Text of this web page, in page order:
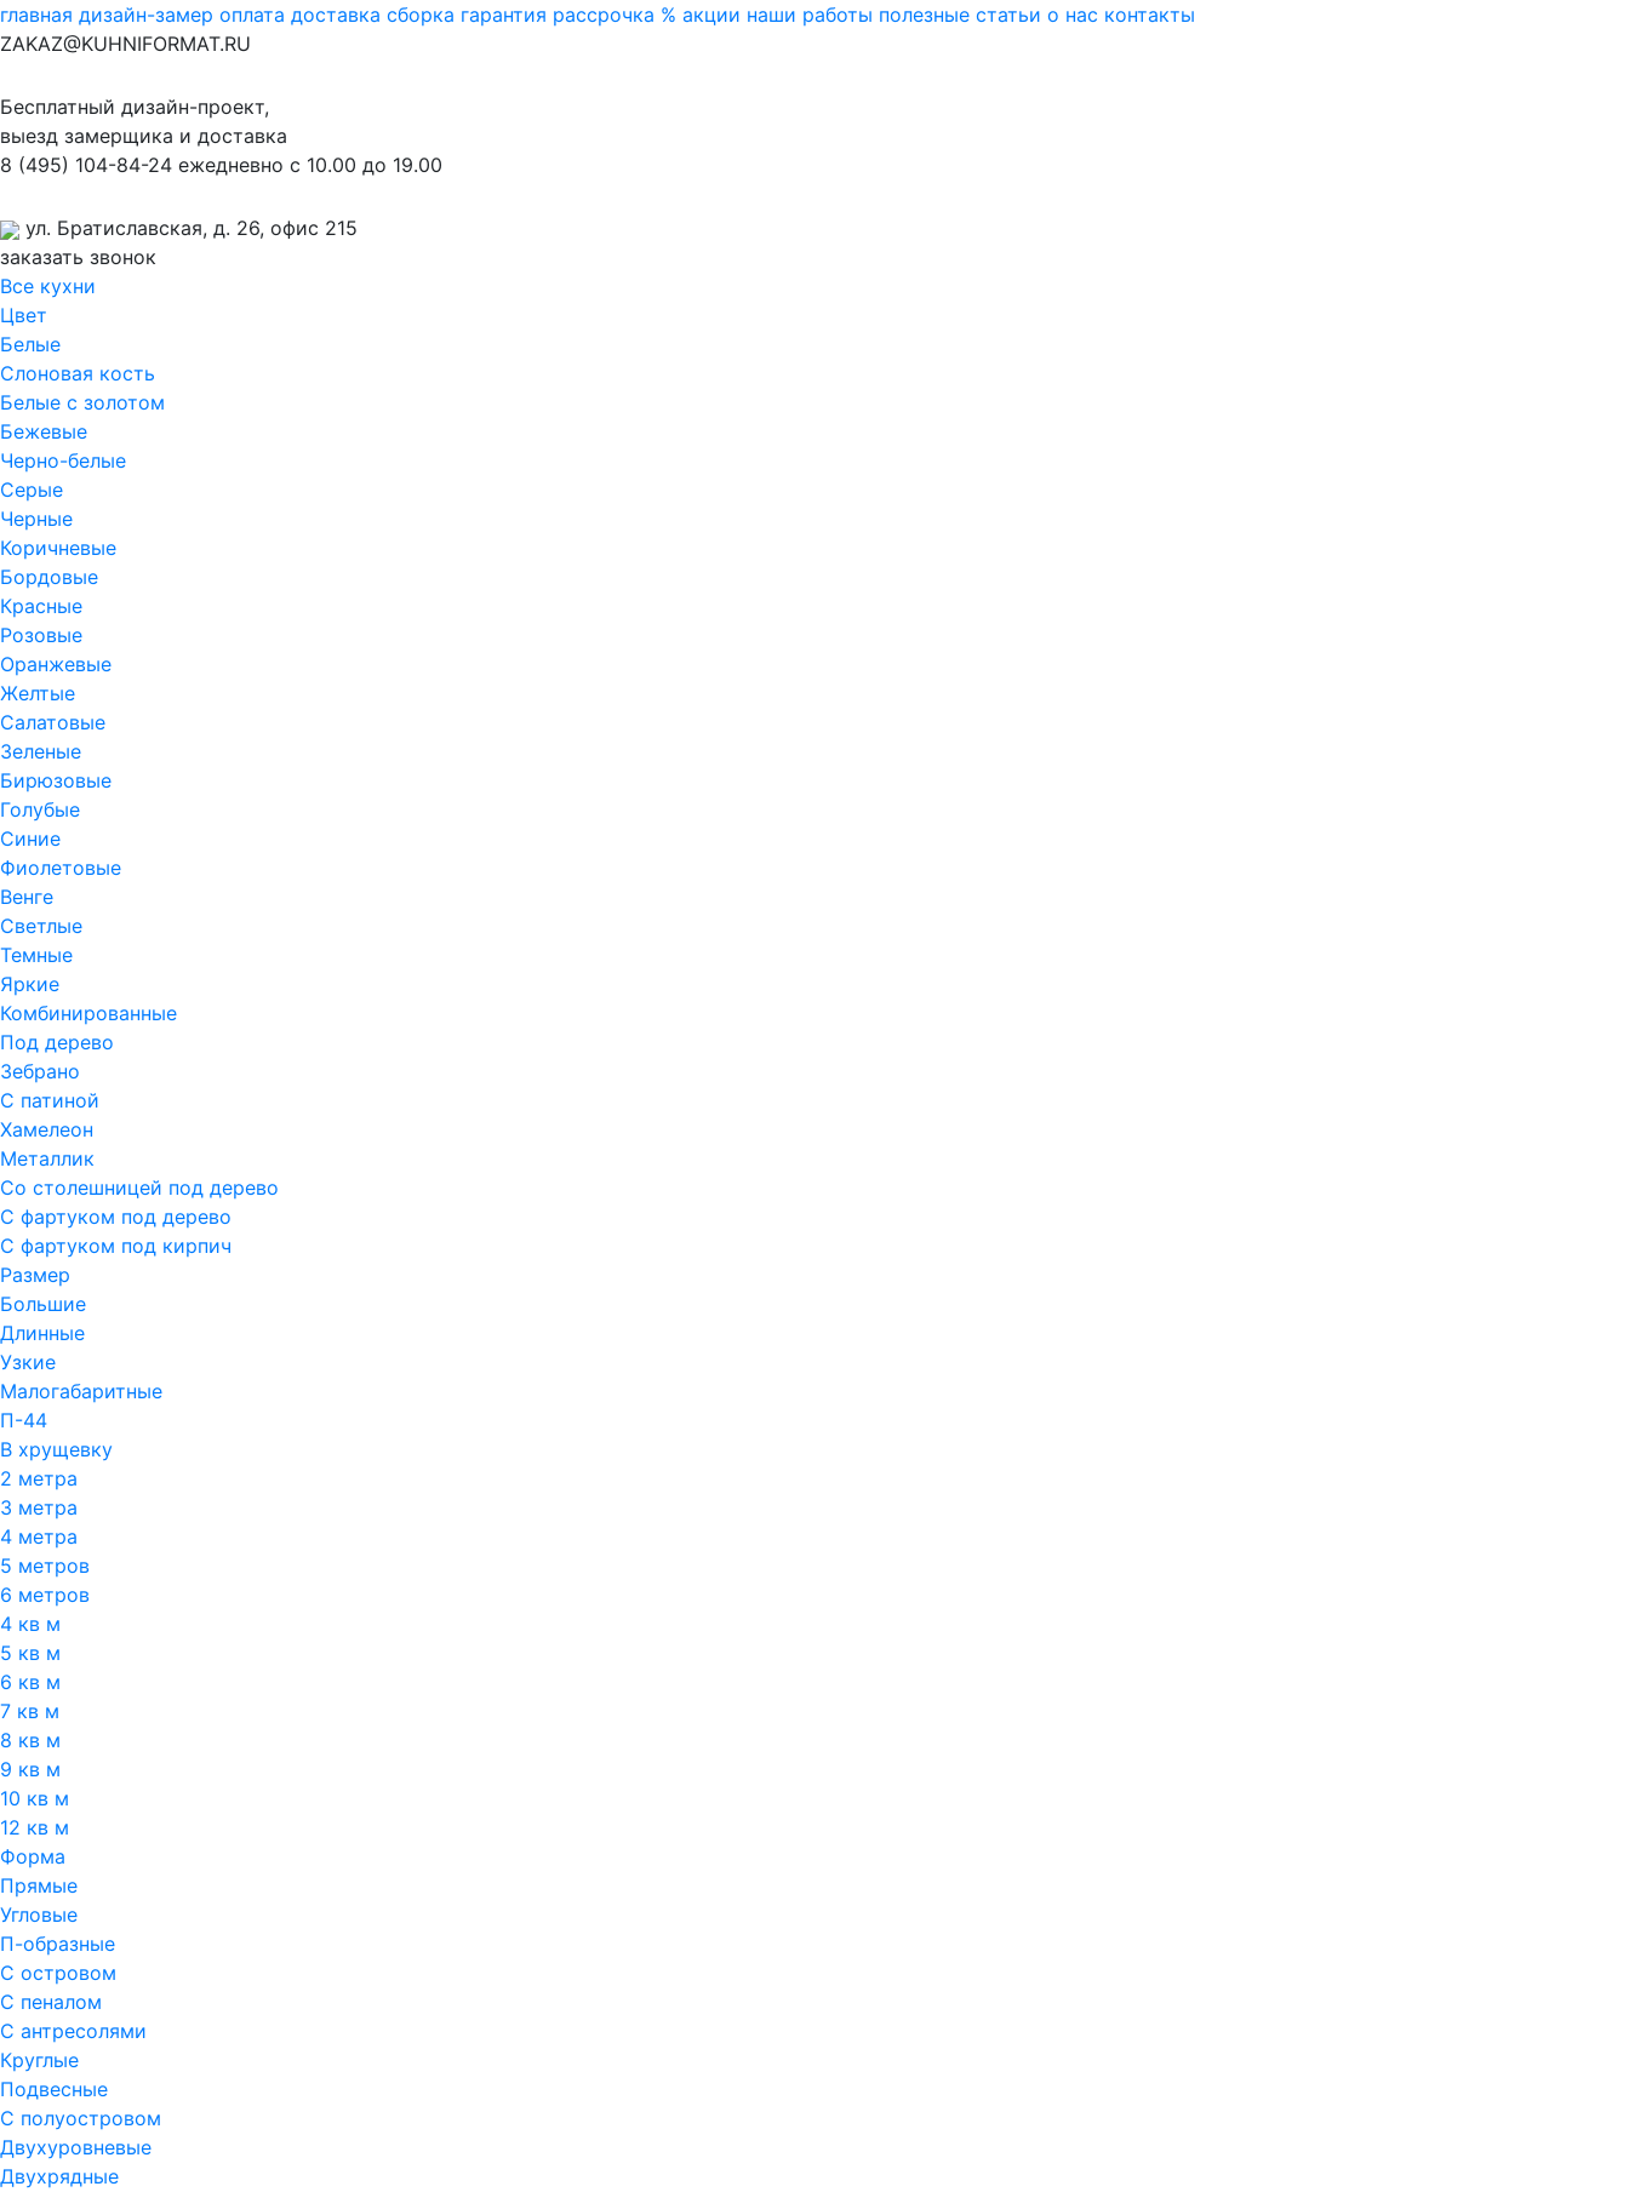
главная дизайн-замер оплата доставка сборка гарантия рассрочка % акции наши работы полезные статьи о нас контакты
ZAKAZ@KUHNIFORMAT.RU
Бесплатный дизайн-проект,
выезд замерщика и доставка
8 (495) 104-84-24 ежедневно с 10.00 до 19.00
ул. Братиславская, д. 26, офис 215
заказать звонок
Все кухни
Цвет
Белые
Слоновая кость
Белые с золотом
Бежевые
Черно-белые
Серые
Черные
Коричневые
Бордовые
Красные
Розовые
Оранжевые
Желтые
Салатовые
Зеленые
Бирюзовые
Голубые
Синие
Фиолетовые
Венге
Светлые
Темные
Яркие
Комбинированные
Под дерево
Зебрано
С патиной
Хамелеон
Металлик
Со столешницей под дерево
С фартуком под дерево
С фартуком под кирпич
Размер
Большие
Длинные
Узкие
Малогабаритные
П-44
В хрущевку
2 метра
3 метра
4 метра
5 метров
6 метров
4 кв м
5 кв м
6 кв м
7 кв м
8 кв м
9 кв м
10 кв м
12 кв м
Форма
Прямые
Угловые
П-образные
С островом
С пеналом
С антресолями
Круглые
Подвесные
С полуостровом
Двухуровневые
Двухрядные